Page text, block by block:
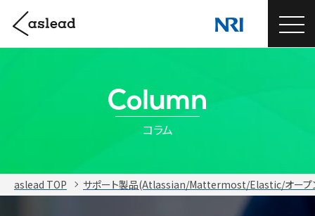
Column
コラム
aslead TOP サポート製品(Atlassian/Mattermost/Elastic/オープ